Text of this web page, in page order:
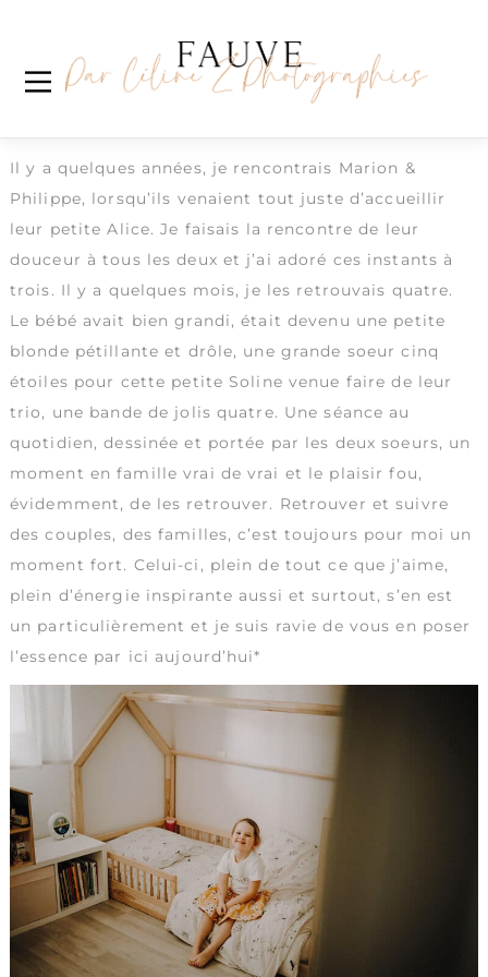
Sweet Soline
Il y a quelques années, je rencontrais Marion &
Philippe, lorsqu’ils venaient tout juste d’accueillir
leur petite Alice. Je faisais la rencontre de leur
douceur à tous les deux et j’ai adoré ces instants à
trois. Il y a quelques mois, je les retrouvais quatre.
Le bébé avait bien grandi, était devenu une petite
blonde pétillante et drôle, une grande soeur cinq
étoiles pour cette petite Soline venue faire de leur
trio, une bande de jolis quatre. Une séance au
quotidien, dessinée et portée par les deux soeurs, un
moment en famille vrai de vrai et le plaisir fou,
évidemment, de les retrouver. Retrouver et suivre
des couples, des familles, c’est toujours pour moi un
moment fort. Celui-ci, plein de tout ce que j’aime,
plein d’énergie inspirante aussi et surtout, s’en est
un particulièrement et je suis ravie de vous en poser
l’essence par ici aujourd’hui*